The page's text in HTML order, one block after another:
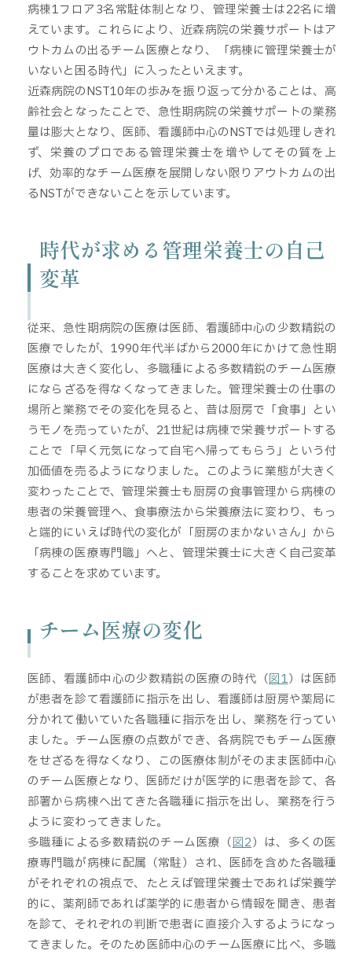
病棟1フロア3名常駐体制となり、管理栄養士は22名に増
えています。これらにより、近森病院の栄養サポートはア
ウトカムの出るチーム医療となり、「病棟に管理栄養士が
いないと困る時代」に入ったといえます。
近森病院のNST10年の歩みを振り返って分かることは、高
齢社会となったことで、急性期病院の栄養サポートの業務
量は膨大となり、医師、看護師中心のNSTでは処理しきれ
ず、栄養のプロである管理栄養士を増やしてその質を上
げ、効率的なチーム医療を展開しない限りアウトカムの出
るNSTができないことを示しています。
時代が求める管理栄養士の自己
変革
従来、急性期病院の医療は医師、看護師中心の少数精鋭の
医療でしたが、1990年代半ばから2000年にかけて急性期
医療は大きく変化し、多職種による多数精鋭のチーム医療
にならざるを得なくなってきました。管理栄養士の仕事の
場所と業務でその変化を見ると、昔は厨房で「食事」とい
うモノを売っていたが、21世紀は病棟で栄養サポートする
ことで「早く元気になって自宅へ帰ってもらう」という付
加価値を売るようになりました。このように業態が大きく
変わったことで、管理栄養士も厨房の食事管理から病棟の
患者の栄養管理へ、食事療法から栄養療法に変わり、もっ
と端的にいえば時代の変化が「厨房のまかないさん」から
「病棟の医療専門職」へと、管理栄養士に大きく自己変革
することを求めています。
チーム医療の変化
医師、看護師中心の少数精鋭の医療の時代（図1）は医師
が患者を診て看護師に指示を出し、看護師は厨房や薬局に
分かれて働いていた各職種に指示を出し、業務を行ってい
ました。チーム医療の点数ができ、各病院でもチーム医療
をせざるを得なくなり、この医療体制がそのまま医師中心
のチーム医療となり、医師だけが医学的に患者を診て、各
部署から病棟へ出てきた各職種に指示を出し、業務を行う
ように変わってきました。
多職種による多数精鋭のチーム医療（図2）は、多くの医
療専門職が病棟に配属（常駐）され、医師を含めた各職種
がそれぞれの視点で、たとえば管理栄養士であれば栄養学
的に、薬剤師であれば薬学的に患者から情報を聞き、患者
を診て、それぞれの判断で患者に直接介入するようになっ
てきました。そのため医師中心のチーム医療に比べ、多職